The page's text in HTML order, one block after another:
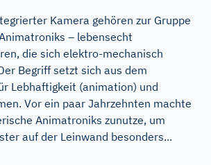
Kamera gehören zur Gruppe
– lebensecht
die sich elektro-mechanisch
Begriff setzt sich aus dem
Lebhaftigkeit (animation) und
Vor ein paar Jahrzehnten machte
Animatroniks zunutze, um
auf der Leinwand besonders...